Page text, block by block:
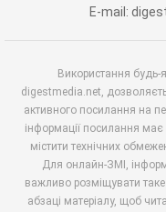
E-mail:
Використання будь-
digestmedia.net,
активного посилання на
інформації посилання
містити технічних
Для онлайн-ЗМІ,
важливо розміщувати
абзаці матеріалу, щоб